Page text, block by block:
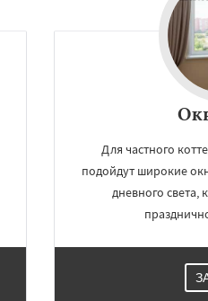
Для частного
подойдут широкие
дневного света,